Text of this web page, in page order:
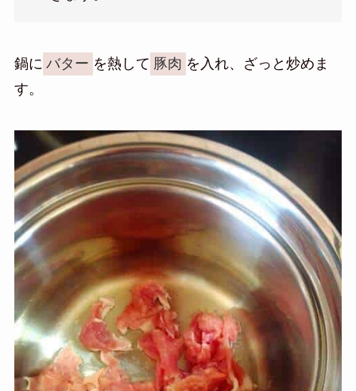
鍋に バター を熱して 豚肉 を入れ、ざっと炒めま
す。